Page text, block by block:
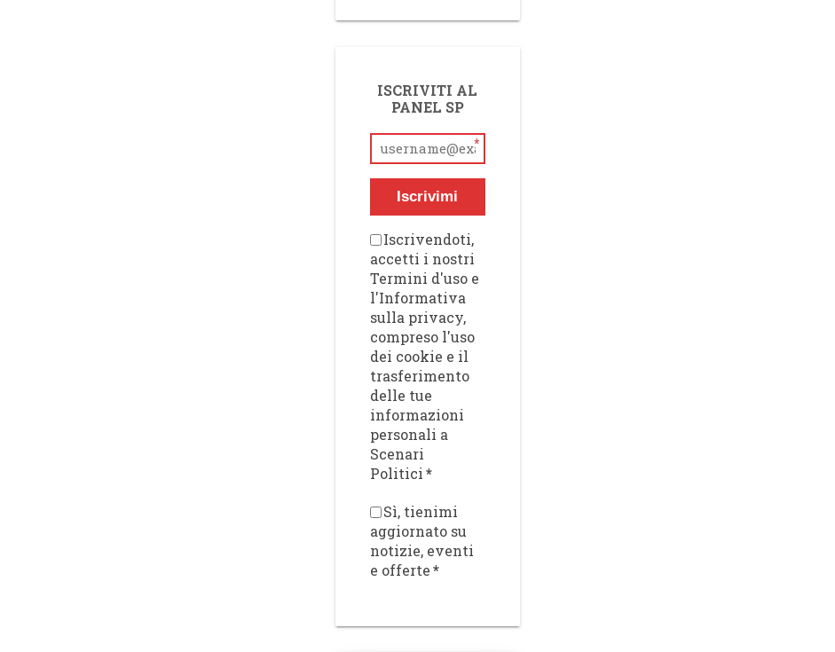
ISCRIVITI AL
PANEL SP
*
Iscrivimi
Iscrivendoti,
accetti i nostri
Termini d'uso e
l'Informativa
sulla privacy,
compreso l'uso
dei cookie e il
trasferimento
delle tue
informazioni
personali a
Scenari
Politici*
Sì, tienimi
aggiornato su
notizie, eventi
e offerte*